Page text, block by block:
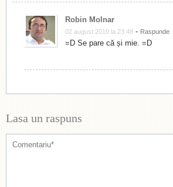
Robin Molnar
02 august 2010 la 23:48 - Raspunde
=D Se pare că și mie. =D
Lasa un raspuns